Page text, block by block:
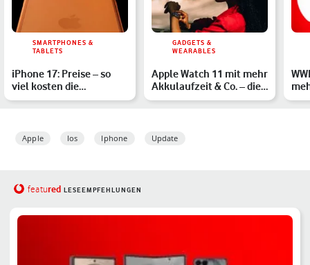
SMARTPHONES &
TABLETS
iPhone 17: Preise – so
viel kosten die
unterschiedlichen
GADGETS &
WEARABLES
Apple Watch 11 mit mehr
Akkulaufzeit & Co. – die
neue Smartwatch …
Apple Ios Iphone Update
featured LESEEMPFEHLUNGEN